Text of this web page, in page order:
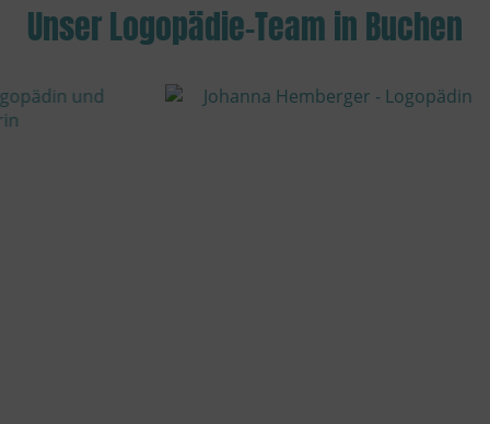
Unser Logopädie-Team in Buchen